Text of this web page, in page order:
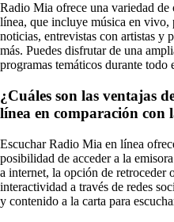
Radio Mia ofrece una variedad de
línea, que incluye música en vivo,
noticias, entrevistas con artistas y
más. Puedes disfrutar de una
programas temáticos durante todo
¿Cuáles son las ventajas
línea en comparación
Escuchar Radio Mia en línea
posibilidad de acceder a la
a internet, la opción de retroceder
interactividad a través de redes
y contenido a la carta para